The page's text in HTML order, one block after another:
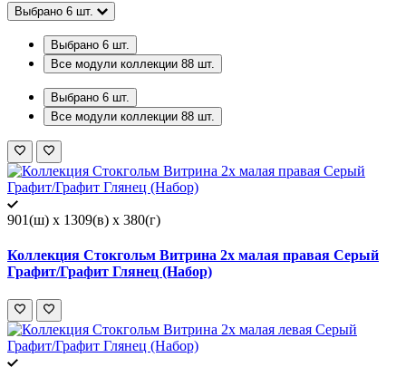
Выбрано 6 шт.
Выбрано 6 шт.
Все модули коллекции 88 шт.
Выбрано 6 шт.
Все модули коллекции 88 шт.
901(ш) x 1309(в) x 380(г)
Коллекция Стокгольм Витрина 2х малая правая Серый
Графит/Графит Глянец (Набор)